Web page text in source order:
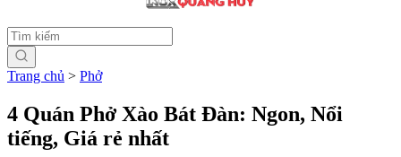
Trang chủ > Phở
4 Quán Phở Xào Bát Đàn: Ngon, Nổi
tiếng, Giá rẻ nhất